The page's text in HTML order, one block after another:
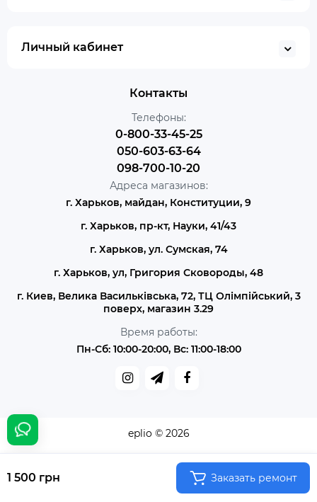
1 500 грн Заказать ремонт
Личный кабинет
Контакты
Телефоны:
0-800-33-45-25
050-603-63-64
098-700-10-20
Адреса магазинов:
г. Харьков, майдан, Конституции, 9
г. Харьков, пр-кт, Науки, 41/43
г. Харьков, ул. Сумская, 74
г. Харьков, ул, Григория Сковороды, 48
г. Киев, Велика Васильківська, 72, ТЦ Олімпійський, 3
поверх, магазин 3.29
Время работы:
Пн-Сб: 10:00-20:00, Вс: 11:00-18:00
eplio © 2026